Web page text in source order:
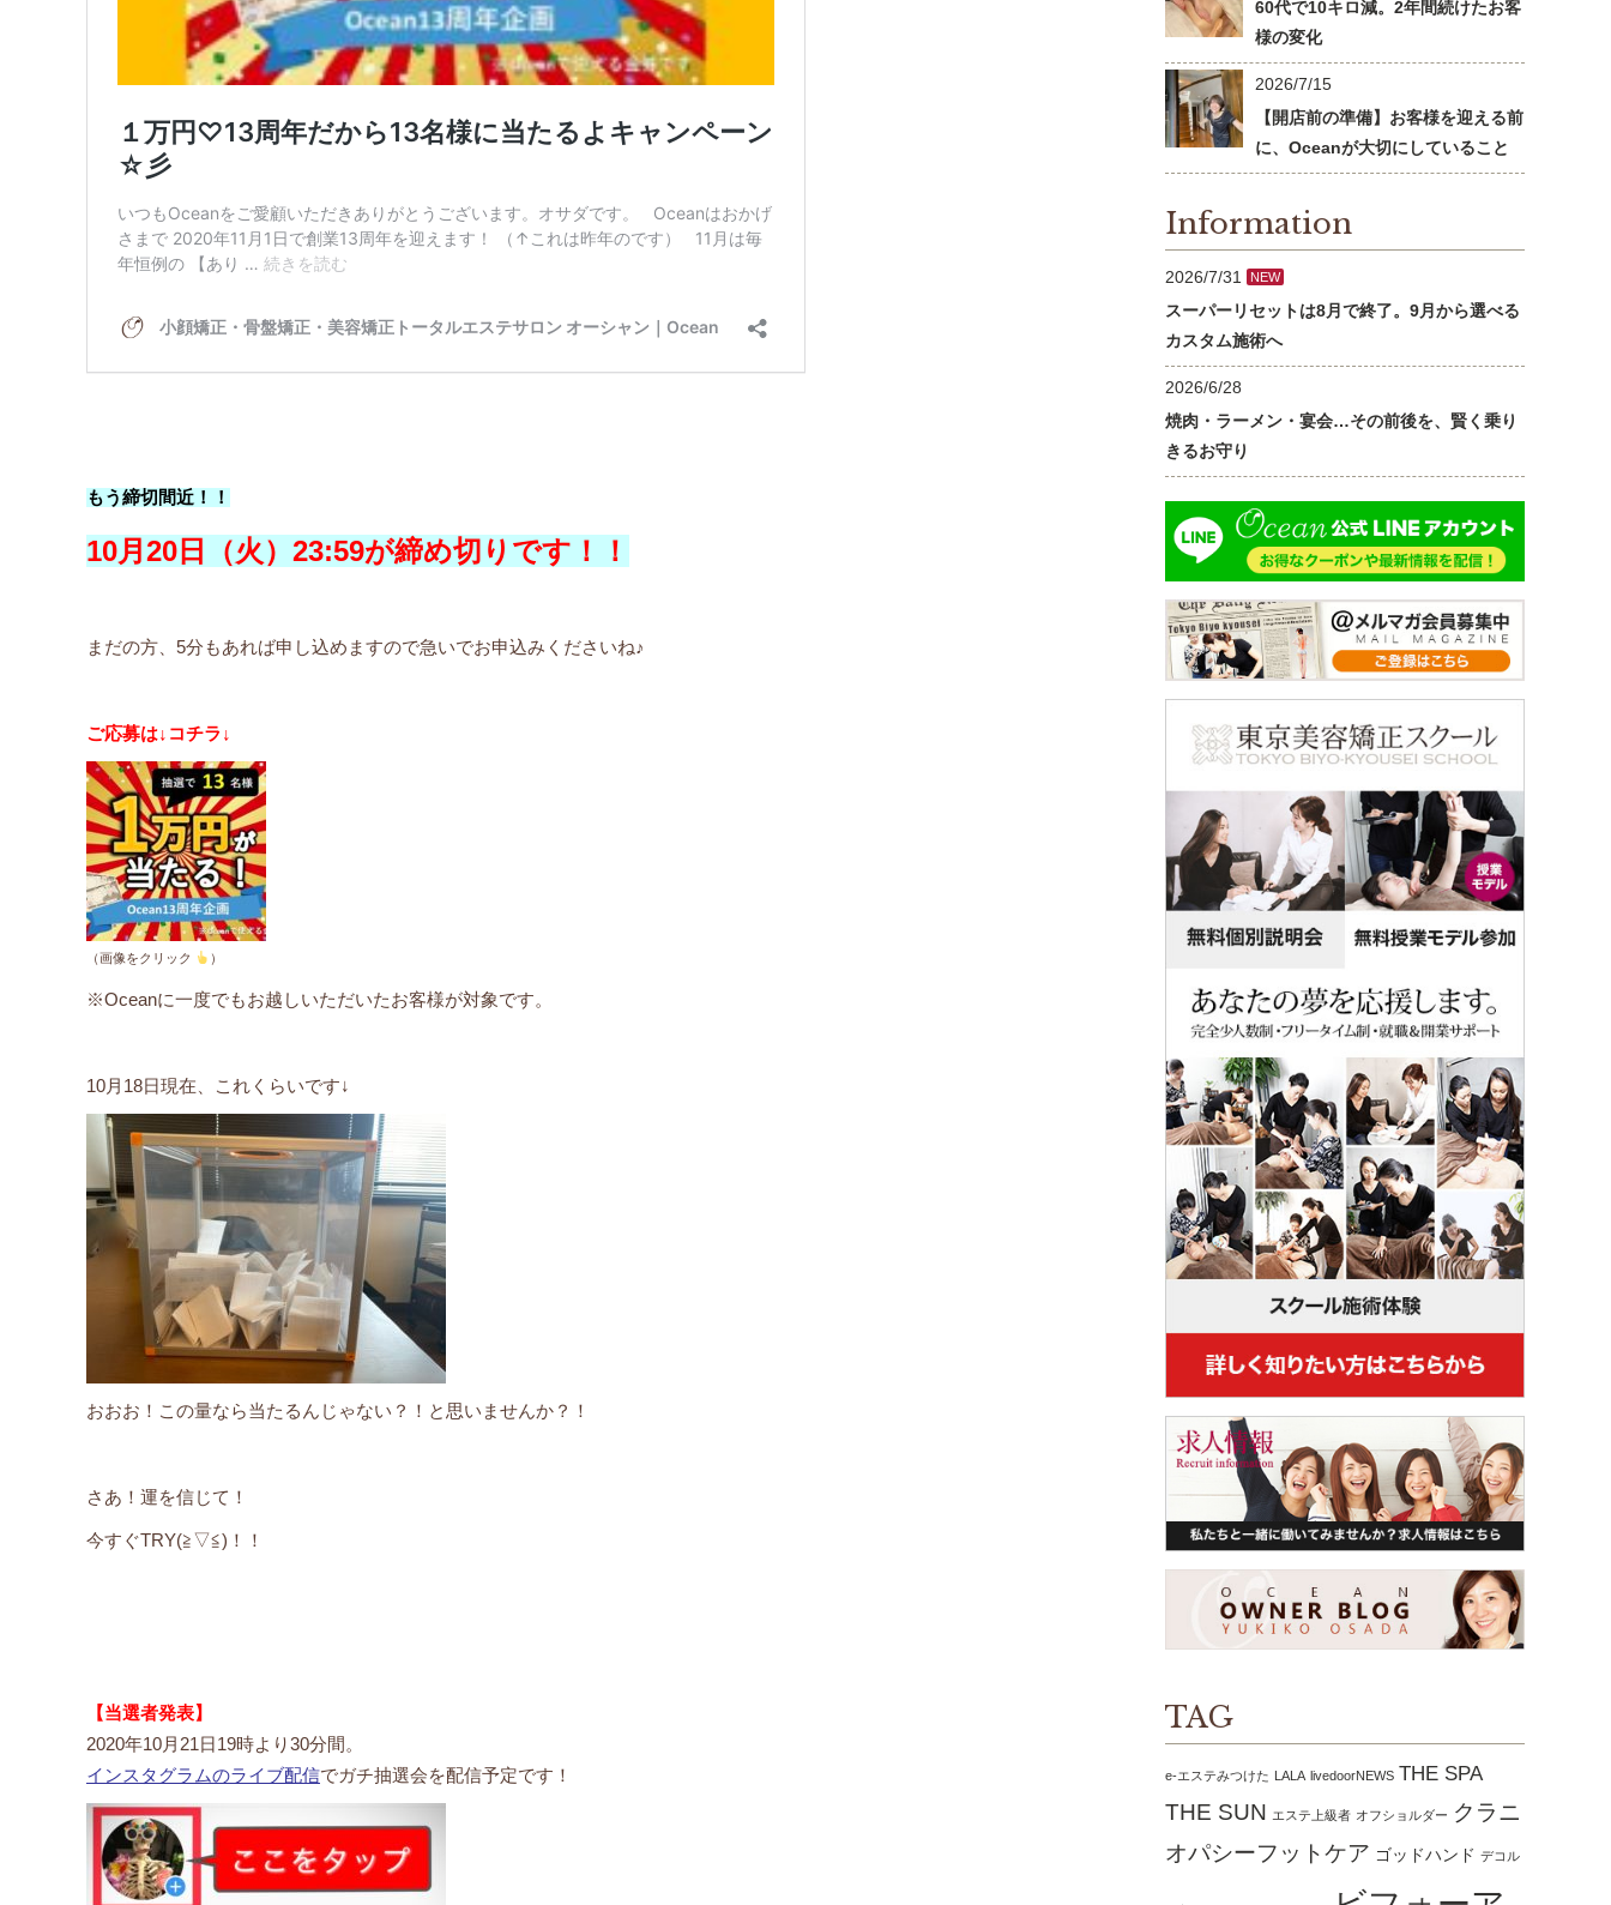
もう締切間近！！
10月20日（火）23:59が締め切りです！！
まだの方、5分もあれば申し込めますので急いでお申込みくださいね♪
ご応募は↓コチラ↓
（画像をクリック ）
※Oceanに一度でもお越しいただいたお客様が対象です。
10月18日現在、これくらいです↓
おおお！この量なら当たるんじゃない？！と思いませんか？！
さあ！運を信じて！
今すぐTRY(≧▽≦)！！
【当選者発表】
2020年10月21日19時より30分間。
インスタグラムのライブ配信でガチ抽選会を配信予定です！
60代で10キロ減。2年間続けたお客
様の変化
2026/7/15
【開店前の準備】お客様を迎える前
に、Oceanが大切にしていること
Information
2026/7/31 NEW
スーパーリセットは8月で終了。9月から選べる
カスタム施術へ
2026/6/28
焼肉・ラーメン・宴会…その前後を、賢く乗り
きるお守り
TAG
e-エステみつけた LALA livedoorNEWS THE SPA
THE SUN エステ上級者 オフショルダー クラニ
オパシーフットケア ゴッドハンド デコル